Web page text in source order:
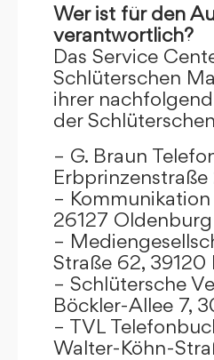
Wer ist für den
verantwortlich?
Das Service
Schlüterschen
ihrer
der
– G. Braun
Erbprinzenstraße
–
26127 Oldenburg
–
Straße 62,
– Schlütersche
Böckler-Allee 7,
– TVL
Walter-Köhn-